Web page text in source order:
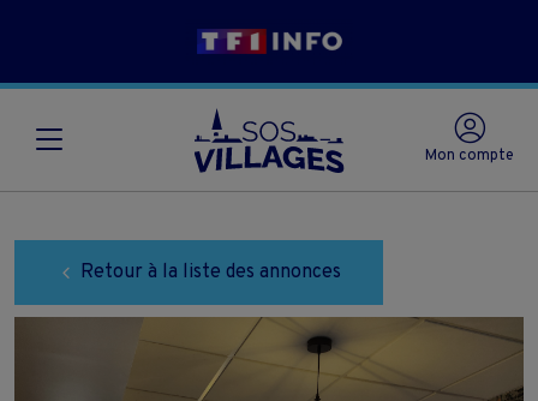
Mon compte
Retour à la liste des annonces